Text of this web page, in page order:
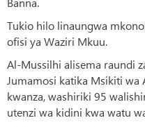
Tukio hilo linaungwa
ofisi ya Waziri Mkuu.
Al-Mussilhi alisema raundi
Jumamosi katika Msikiti wa
kwanza, washiriki 95
utenzi wa kidini kwa watu